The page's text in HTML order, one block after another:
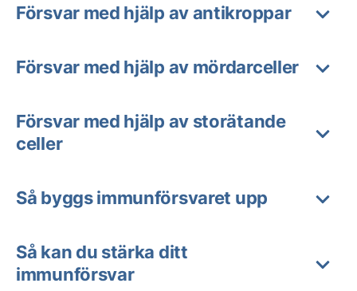
Försvar med hjälp av antikroppar
Försvar med hjälp av mördarceller
Försvar med hjälp av storätande
celler
Så byggs immunförsvaret upp
Så kan du stärka ditt
immunförsvar